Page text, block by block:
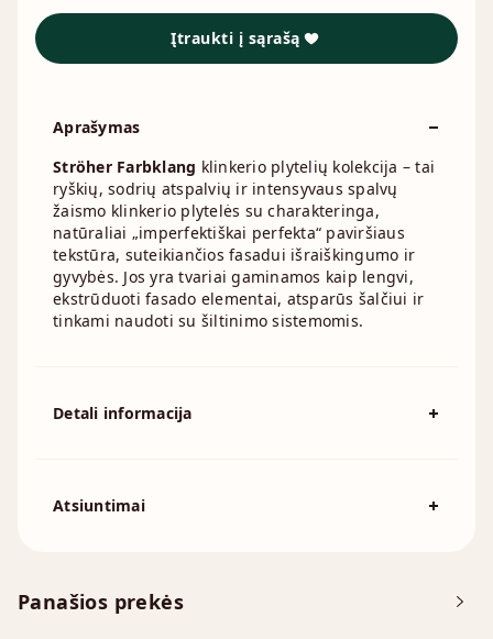
Panašios prekės
Įtraukti į sąrašą
Aprašymas
Ströher Farbklang klinkerio plytelių kolekcija – tai
ryškių, sodrių atspalvių ir intensyvaus spalvų
žaismo klinkerio plytelės su charakteringa,
natūraliai „imperfektiškai perfekta“ paviršiaus
tekstūra, suteikiančios fasadui išraiškingumo ir
gyvybės. Jos yra tvariai gaminamos kaip lengvi,
ekstrūduoti fasado elementai, atsparūs šalčiui ir
tinkami naudoti su šiltinimo sistemomis.
Detali informacija
Atsiuntimai
Techninė informacija